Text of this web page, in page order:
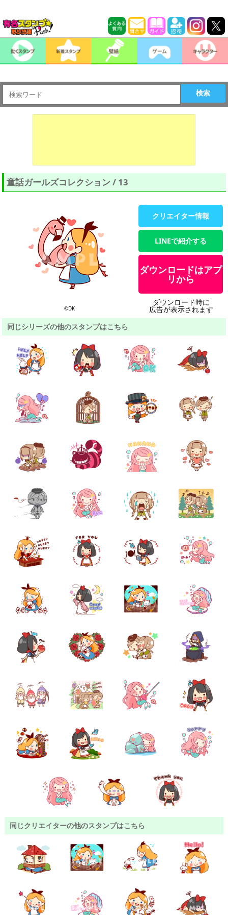
検索
童話ガールズコレクション / 13
©DK
クリエイター情報
LINEで紹介する
ダウンロードはアプ
リから
ダウンロード時に
広告が表示されます
同じシリーズの他のスタンプはこちら
同じクリエイターの他のスタンプはこちら